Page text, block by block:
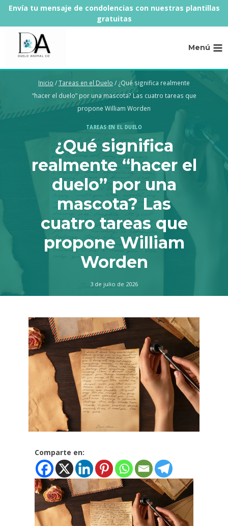
Saltar
contenido
Envía tu mensaje de condolencias con nuestras plantillas
gratuitas
Menú
Inicio /Tareas en el Duelo / ¿Qué significa realmente
“hacer el duelo” por una mascota? Las cuatro tareas que
propone William Worden
TAREAS EN EL DUELO
¿Qué significa
realmente “hacer el
duelo” por una
mascota? Las
cuatro tareas que
propone William
Worden
3 de julio de 2026
Comparte en: